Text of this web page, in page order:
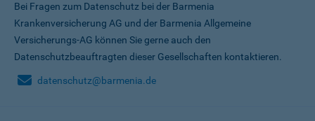
Bei Fragen zum Datenschutz bei der Barmenia
Krankenversicherung AG und der Barmenia Allgemeine
Versicherungs-AG können Sie gerne auch den
Datenschutzbeauftragten dieser Gesellschaften kontaktieren.
datenschutz@barmenia.de